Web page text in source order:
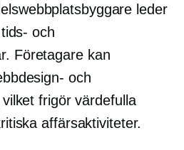
leder
och
Företagare kan
och
frigör värdefulla
affärsaktiviteter.